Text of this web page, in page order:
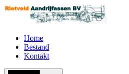
Home
Bestand
Kontakt